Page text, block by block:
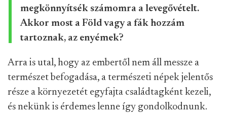
megkönnyítsék számomra a levegővételt.
Akkor most a Föld vagy a fák hozzám
tartoznak, az enyémek?
Arra is utal, hogy az embertől nem áll messze a
természet befogadása, a természeti népek jelentős
része a környezetét egyfajta családtagként kezeli,
és nekünk is érdemes lenne így gondolkodnunk.